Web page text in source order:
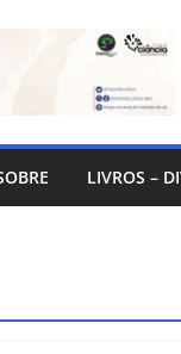
LIVROS –